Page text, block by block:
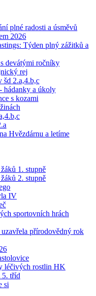
plné radosti a úsměvů
2026
Týden plný zážitků a
devátými ročníky
rej
šd 2.a,4.b,c
hádanky a úkoly
s kozami
Hvězdárnu a letíme
1. stupně
2. stupně
IV
sportovních hrách
přírodovědný rok
léčivých rostlin HK
5. tříd
si